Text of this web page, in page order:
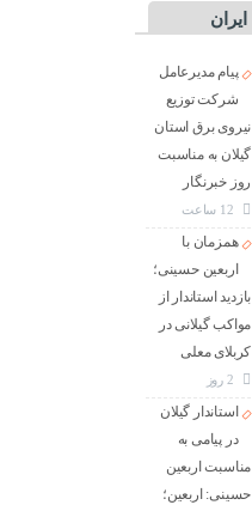
ایران
پیام مدیرعامل
شركت توزیع
نیروی برق استان
گیلان به مناسبت
روز خبرنگار ‌
همزمان با
اربعین حسینی؛
بازدید استاندار از
مواکب گیلانی در
کربلای معلی
استاندار گیلان
در پیامی به
مناسبت اربعین
حسینی: اربعین؛